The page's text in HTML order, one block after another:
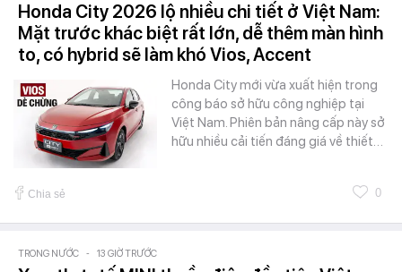
Honda City 2026 lộ nhiều chi tiết ở Việt Nam:
Mặt trước khác biệt rất lớn, dễ thêm màn hình
to, có hybrid sẽ làm khó Vios, Accent
Honda City mới vừa xuất hiện trong
công báo sở hữu công nghiệp tại
Việt Nam. Phiên bản nâng cấp này sở
hữu nhiều cải tiến đáng giá về thiết…
Chia sẻ 0
TRONG NƯỚC - 13 GIỜ TRƯỚC